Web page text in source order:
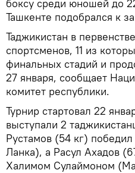
боксу среди юношей до
Ташкенте подобрался к
Таджикистан в
спортсменов, 11 из
финальных стадий и
27 января, сообщает
комитет республики.
Турнир стартовал 22
выступали 2
Рустамов (54 кг)
Ланка), а Расул Ахадов
Халимом Сулаймоном